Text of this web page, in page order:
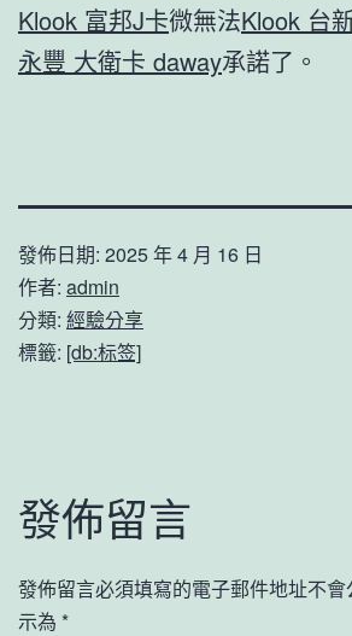
Klook 富邦J卡微無法Klook 台
永豐 大衛卡 daway承諾了。
發佈日期: 2025 年 4 月 16 日
作者: admin
分類: 經驗分享
標籤: [db:标签]
發佈留言
發佈留言必須填寫的電子郵件地址不會
示為 *